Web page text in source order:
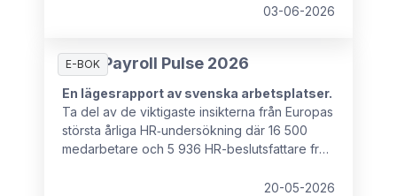
ha det strategiska inflytande som krävs för att
03-06-2026
E-BOK
HR & Payroll Pulse 2026
En lägesrapport av svenska arbetsplatser.
Ta del av de viktigaste insikterna från Europas
största årliga HR‑undersökning där 16 500
medarbetare och 5 936 HR-beslutsfattare från
20-05-2026